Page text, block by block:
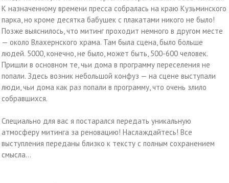
К назначенному времени пресса собралась на краю Кузьминского
парка, но кроме десятка бабушек с плакатами никого не было!
Позже выяснилось, что митинг проходит немного в другом месте
— около Влахернского храма. Там была сцена, было больше
людей. 5000, конечно, не было, может быть, 500-600 человек.
Пришли в основном те, чьи дома в программу переселения не
попали. Здесь возник небольшой конфуз — на сцене выступали
люди, чьи дома как раз попали в программу, что очень злило
собравшихся.
Специально для вас я постарался передать уникальную
атмосферу митинга за реновацию! Наслаждайтесь! Все
выступления переданы близко к тексту с полным сохранением
смысла…